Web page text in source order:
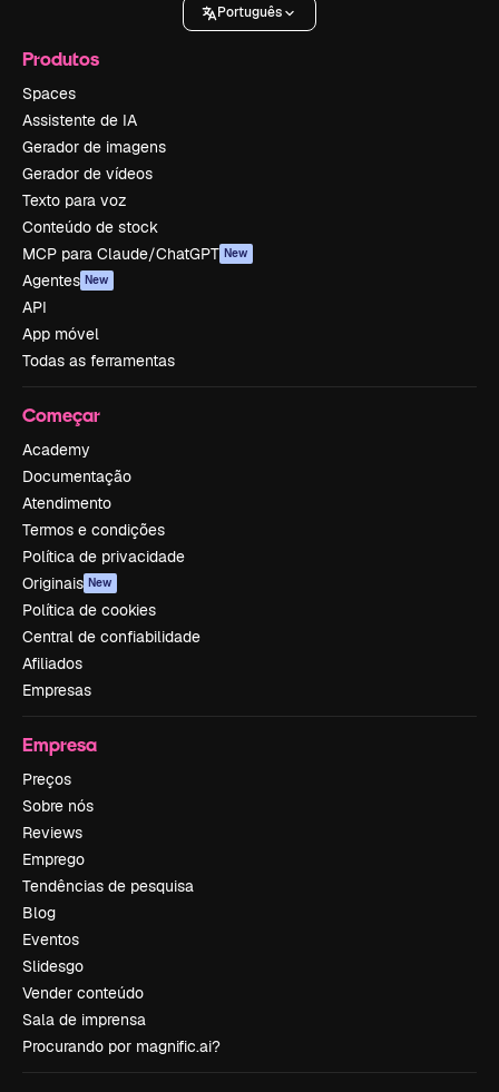
Português
Produtos
Spaces
Assistente de IA
Gerador de imagens
Gerador de vídeos
Texto para voz
Conteúdo de stock
MCP para Claude/ChatGPT New
Agentes New
API
App móvel
Todas as ferramentas
Começar
Academy
Documentação
Atendimento
Termos e condições
Política de privacidade
Originais New
Política de cookies
Central de confiabilidade
Afiliados
Empresas
Empresa
Preços
Sobre nós
Reviews
Emprego
Tendências de pesquisa
Blog
Eventos
Slidesgo
Vender conteúdo
Sala de imprensa
Procurando por magnific.ai?